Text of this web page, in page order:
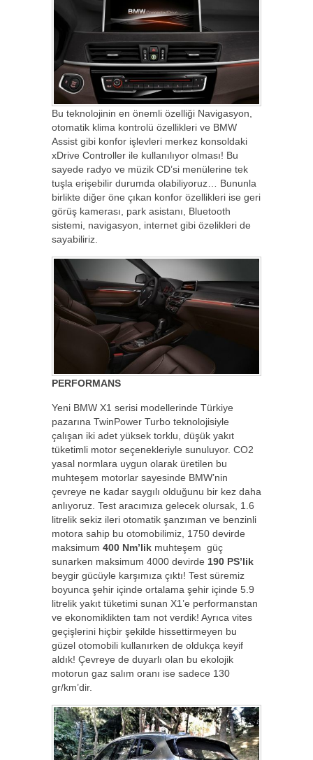
Bu teknolojinin en önemli özelliği Navigasyon,
otomatik klima kontrolü özellikleri ve BMW
Assist gibi konfor işlevleri merkez konsoldaki
xDrive Controller ile kullanılıyor olması! Bu
sayede radyo ve müzik CD’si menülerine tek
tuşla erişebilir durumda olabiliyoruz… Bununla
birlikte diğer öne çıkan konfor özellikleri ise geri
görüş kamerası, park asistanı, Bluetooth
sistemi, navigasyon, internet gibi özelikleri de
sayabiliriz.
PERFORMANS
Yeni BMW X1 serisi modellerinde Türkiye
pazarına TwinPower Turbo teknolojisiyle
çalışan iki adet yüksek torklu, düşük yakıt
tüketimli motor seçenekleriyle sunuluyor. CO2
yasal normlara uygun olarak üretilen bu
muhteşem motorlar sayesinde BMW’nin
çevreye ne kadar saygılı olduğunu bir kez daha
anlıyoruz. Test aracımıza gelecek olursak, 1.6
litrelik sekiz ileri otomatik şanzıman ve benzinli
motora sahip bu otomobilimiz, 1750 devirde
maksimum 400 Nm’lik muhteşem güç
sunarken maksimum 4000 devirde 190 PS’lik
beygir gücüyle karşımıza çıktı! Test süremiz
boyunca şehir içinde ortalama şehir içinde 5.9
litrelik yakıt tüketimi sunan X1’e performanstan
ve ekonomiklikten tam not verdik! Ayrıca vites
geçişlerini hiçbir şekilde hissettirmeyen bu
güzel otomobili kullanırken de oldukça keyif
aldık! Çevreye de duyarlı olan bu ekolojik
motorun gaz salım oranı ise sadece 130
gr/km’dir.